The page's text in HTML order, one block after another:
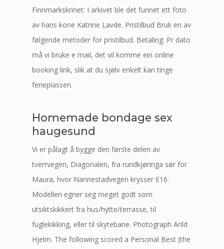
Finnmarkskrinet: I arkivet ble det funnet ett foto
av hans kone Katrine Lavde. Pristilbud Bruk en av
følgende metoder for pristilbud. Betaling: Pr dato
må vi bruke e mail, det vil komme ein online
booking link, slik at du sjølv enkelt kan tinge
ferieplassen.
Homemade bondage sex
haugesund
Vi er pålagt å bygge den første delen av
tverrvegen, Diagonalen, fra rundkjøringa sør for
Maura, hvor Nannestadvegen krysser E16.
Modellen egner seg meget godt som
utsiktskikkert fra hus/hytte/terrasse, til
fuglekikking, eller til skytebane. Photograph Arild
Hjelm. The following scored a Personal Best (the